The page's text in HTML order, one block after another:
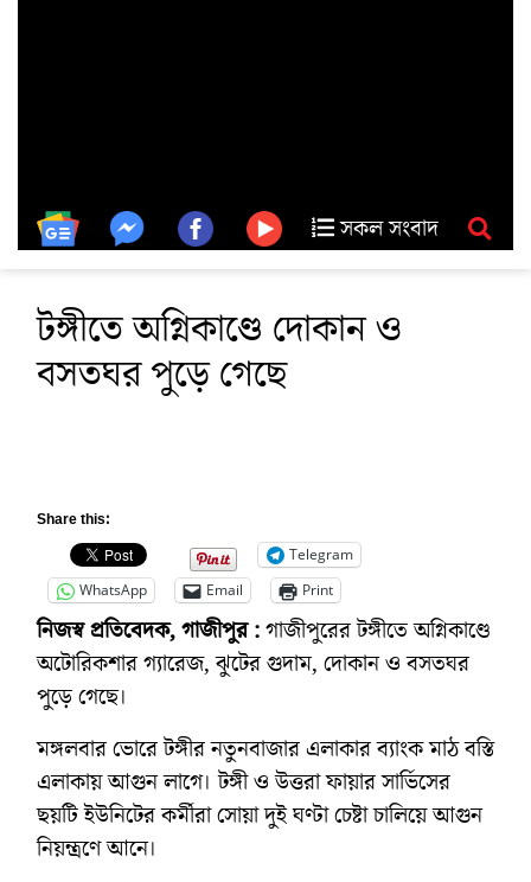
সকল সংবাদ
টঙ্গীতে অগ্নিকাণ্ডে দোকান ও
বসতঘর পুড়ে গেছে
Share this:
Telegram
WhatsApp
Email Print
নিজস্ব প্রতিবেদক, গাজীপুর :গাজীপুরের টঙ্গীতে অগ্নিকাণ্ডে
অটোরিকশার গ্যারেজ, ঝুটের গুদাম, দোকান ও বসতঘর
পুড়ে গেছে।
মঙ্গলবার ভোরে টঙ্গীর নতুনবাজার এলাকার ব্যাংক মাঠ বস্তি
এলাকায় আগুন লাগে। টঙ্গী ও উত্তরা ফায়ার সার্ভিসের
ছয়টি ইউনিটের কর্মীরা সোয়া দুই ঘণ্টা চেষ্টা চালিয়ে আগুন
নিয়ন্ত্রণে আনে।